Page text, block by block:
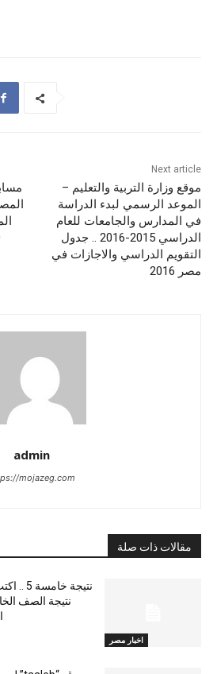
Next article
موقع وزارة التربية والتعليم –
الموعد الرسمي لبدء الدراسة
في المدارس والجامعات للعام
الدراسي 2015-2016 .. جدول
التقويم الدراسي والاجازات في
مصر 2016
admin
mojazeg.com
مقالات ذات صلة
اخبار مصر